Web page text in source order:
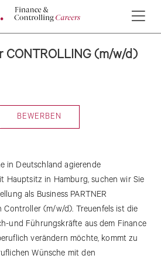
CONTROLLING (m/w/d)
BEWERBEN
in Deutschland agierende
Hauptsitz in Hamburg, suchen wir Sie
als Business PARTNER
Controller (m/w/d). Treuenfels ist die
und Führungskräfte aus dem Finance
verändern möchte, kommt zu
Wünsche mit den